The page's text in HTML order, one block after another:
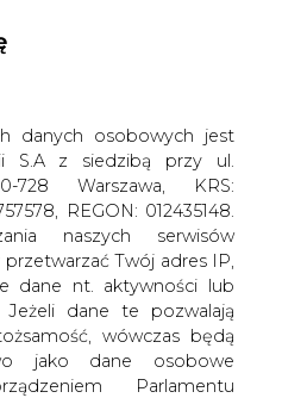
A A
ZALOGUJ SIĘ
danych osobowych jest
S.A z siedzibą przy ul.
728 Warszawa, KRS:
REGON: 012435148.
naszych serwisów
Twój adres IP,
dane nt. aktywności lub
Jeżeli dane te pozwalają
wówczas będą
jako dane osobowe
Parlamentu